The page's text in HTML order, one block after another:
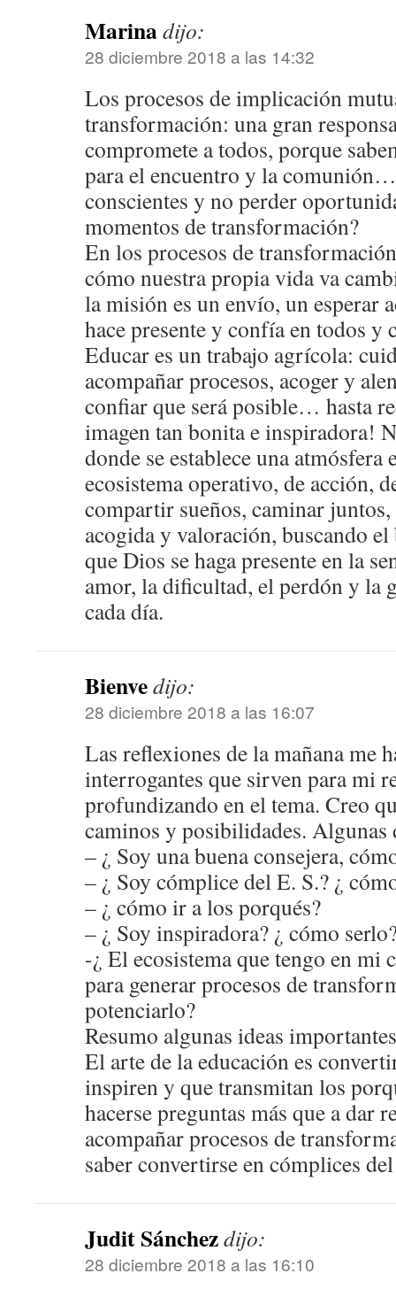
Marinadijo:
28 diciembre 2018 a las 14:32
Los procesos de implicación
transformación: una gran
compromete a todos, porque
para el encuentro y la
conscientes y no perder
momentos de transformación?
En los procesos de
cómo nuestra propia vida va
la misión es un envío, un esperar
hace presente y confía en todos y
Educar es un trabajo agrícola:
acompañar procesos, acoger y
confiar que será posible… hasta
imagen tan bonita e inspiradora!
donde se establece una atmósfera
ecosistema operativo, de acción,
compartir sueños, caminar juntos,
acogida y valoración, buscando
que Dios se haga presente en la
amor, la dificultad, el perdón y la
cada día.
Bienvedijo:
28 diciembre 2018 a las 16:07
Las reflexiones de la mañana me
interrogantes que sirven para mi
profundizando en el tema. Creo
caminos y posibilidades. Algunas
– ¿ Soy una buena consejera,
– ¿ Soy cómplice del E. S.? ¿
– ¿ cómo ir a los porqués?
– ¿ Soy inspiradora? ¿ cómo
-¿ El ecosistema que tengo en mi
para generar procesos de
potenciarlo?
Resumo algunas ideas
El arte de la educación es
inspiren y que transmitan los
hacerse preguntas más que a dar
acompañar procesos de
saber convertirse en cómplices
Judit Sánchezdijo:
28 diciembre 2018 a las 16:10